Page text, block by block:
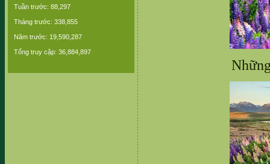
Tuần trước: 88,297
Tháng trước: 338,855
Năm trước: 19,590,287
Tổng truy cập: 36,884,897